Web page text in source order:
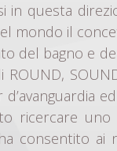
questa
mondo il
del bagno e
ricercare
consentito